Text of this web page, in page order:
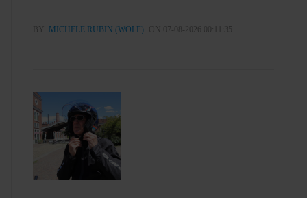
BY MICHELE RUBIN (WOLF) ON 07-08-2026 00:11:35